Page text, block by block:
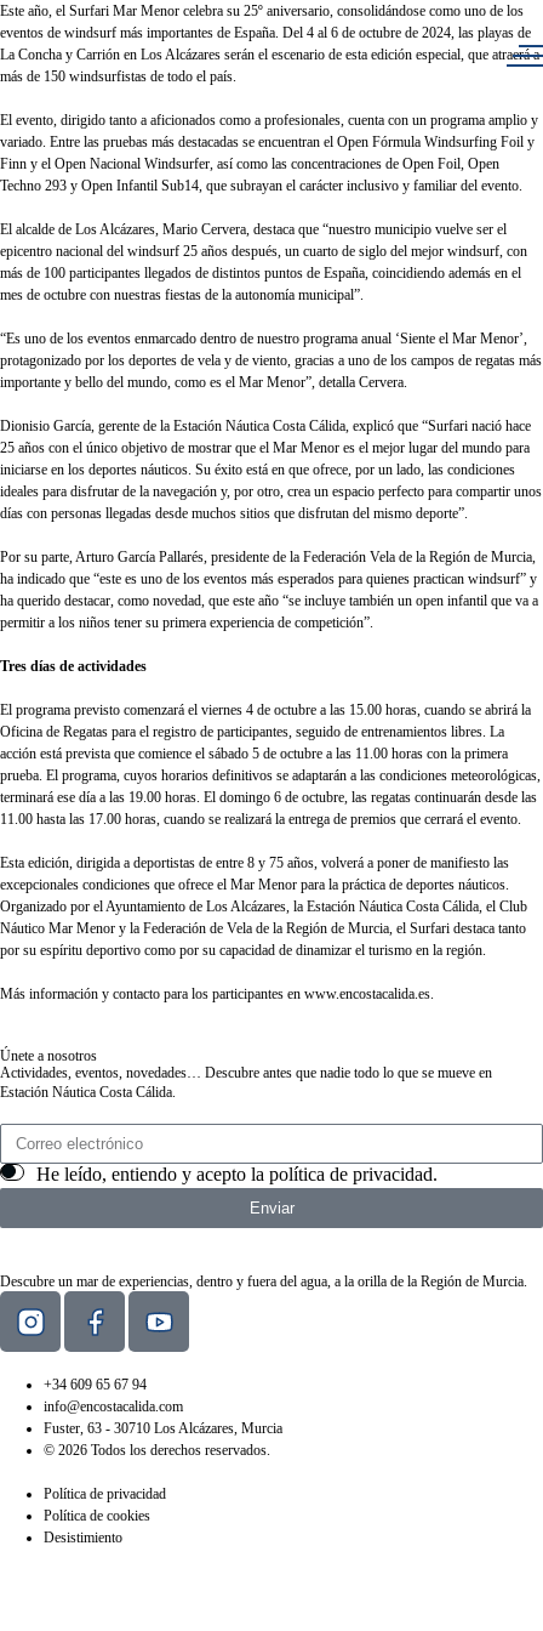
Este año, el Surfari Mar Menor celebra su 25º aniversario, consolidándose como uno de los
eventos de windsurf más importantes de España. Del 4 al 6 de octubre de 2024, las playas de
La Concha y Carrión en Los Alcázares serán el escenario de esta edición especial, que atraerá a
más de 150 windsurfistas de todo el país.
El evento, dirigido tanto a aficionados como a profesionales, cuenta con un programa amplio y
variado. Entre las pruebas más destacadas se encuentran el Open Fórmula Windsurfing Foil y
Finn y el Open Nacional Windsurfer, así como las concentraciones de Open Foil, Open
Techno 293 y Open Infantil Sub14, que subrayan el carácter inclusivo y familiar del evento.
El alcalde de Los Alcázares, Mario Cervera, destaca que “nuestro municipio vuelve ser el
epicentro nacional del windsurf 25 años después, un cuarto de siglo del mejor windsurf, con
más de 100 participantes llegados de distintos puntos de España, coincidiendo además en el
mes de octubre con nuestras fiestas de la autonomía municipal”.
“Es uno de los eventos enmarcado dentro de nuestro programa anual ‘Siente el Mar Menor’,
protagonizado por los deportes de vela y de viento, gracias a uno de los campos de regatas más
importante y bello del mundo, como es el Mar Menor”, detalla Cervera.
Dionisio García, gerente de la Estación Náutica Costa Cálida, explicó que “Surfari nació hace
25 años con el único objetivo de mostrar que el Mar Menor es el mejor lugar del mundo para
iniciarse en los deportes náuticos. Su éxito está en que ofrece, por un lado, las condiciones
ideales para disfrutar de la navegación y, por otro, crea un espacio perfecto para compartir unos
días con personas llegadas desde muchos sitios que disfrutan del mismo deporte”.
Por su parte, Arturo García Pallarés, presidente de la Federación Vela de la Región de Murcia,
ha indicado que “este es uno de los eventos más esperados para quienes practican windsurf” y
ha querido destacar, como novedad, que este año “se incluye también un open infantil que va a
permitir a los niños tener su primera experiencia de competición”.
Tres días de actividades
El programa previsto comenzará el viernes 4 de octubre a las 15.00 horas, cuando se abrirá la
Oficina de Regatas para el registro de participantes, seguido de entrenamientos libres. La
acción está prevista que comience el sábado 5 de octubre a las 11.00 horas con la primera
prueba. El programa, cuyos horarios definitivos se adaptarán a las condiciones meteorológicas,
terminará ese día a las 19.00 horas. El domingo 6 de octubre, las regatas continuarán desde las
11.00 hasta las 17.00 horas, cuando se realizará la entrega de premios que cerrará el evento.
Esta edición, dirigida a deportistas de entre 8 y 75 años, volverá a poner de manifiesto las
excepcionales condiciones que ofrece el Mar Menor para la práctica de deportes náuticos.
Organizado por el Ayuntamiento de Los Alcázares, la Estación Náutica Costa Cálida, el Club
Náutico Mar Menor y la Federación de Vela de la Región de Murcia, el Surfari destaca tanto
por su espíritu deportivo como por su capacidad de dinamizar el turismo en la región.
Más información y contacto para los participantes en www.encostacalida.es.
Únete a nosotros
Actividades, eventos, novedades… Descubre antes que nadie todo lo que se mueve en
Estación Náutica Costa Cálida.
He leído, entiendo y acepto la política de privacidad.
Enviar
Descubre un mar de experiencias, dentro y fuera del agua, a la orilla de la Región de Murcia.
+34 609 65 67 94
info@encostacalida.com
Fuster, 63 - 30710 Los Alcázares, Murcia
© 2026 Todos los derechos reservados.
Política de privacidad
Política de cookies
Desistimiento